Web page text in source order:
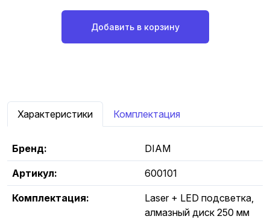
Добавить в корзину
Характеристики Комплектация
Бренд: DIAM
Артикул: 600101
Комплектация:
Laser + LED подсветка,
алмазный диск 250 мм